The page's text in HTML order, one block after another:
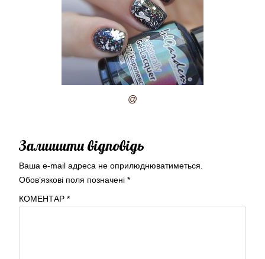
@
Залишити відповідь
Ваша e-mail адреса не оприлюднюватиметься.
Обов’язкові поля позначені *
КОМЕНТАР *